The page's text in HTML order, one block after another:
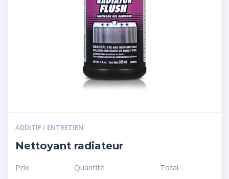
ADDITIF / ENTRETIEN
Nettoyant radiateur
Prix
Quantité
Total